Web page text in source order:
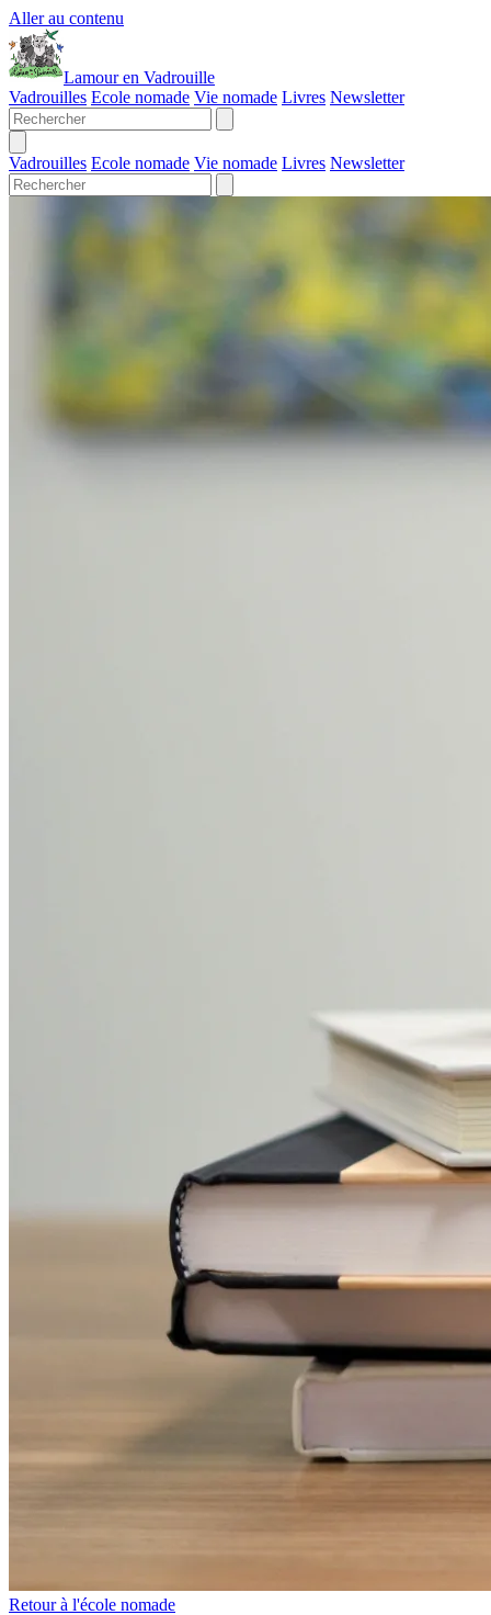
Aller au contenu
Lamour en Vadrouille
Vadrouilles Ecole nomade Vie nomade Livres Newsletter
Vadrouilles Ecole nomade Vie nomade Livres Newsletter
Retour à l'école nomade